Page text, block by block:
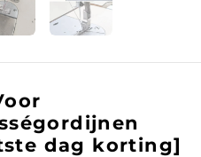
dag korting]